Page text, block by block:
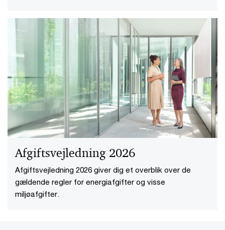
Afgiftsvejledning 2026
Afgiftsvejledning 2026 giver dig et overblik over de
gældende regler for energiafgifter og visse
miljøafgifter.